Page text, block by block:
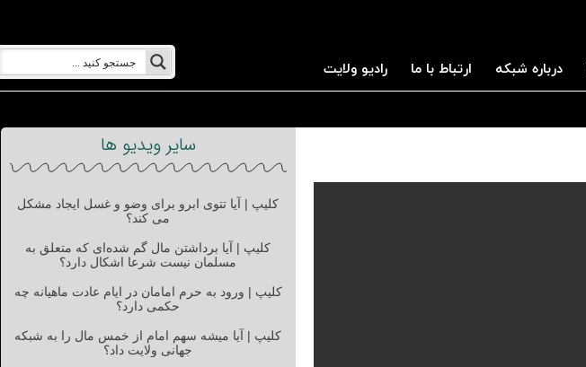
درباره شبکه ارتباط با ما رادیو ولایت
سایر ویدیو ها
کلیپ | آیا تتوی ابرو برای وضو و غسل ایجاد مشکل
می کند؟
کلیپ | آیا برداشتن مال گم شده‌ای که متعلق به
مسلمان نیست شرعا اشکال دارد؟
کلیپ | ورود به حرم امامان در ایام عادت ماهیانه چه
حکمی دارد؟
کلیپ | آیا میشه سهم امام از خمس مال را به شبکه
جهانی ولایت داد؟